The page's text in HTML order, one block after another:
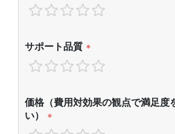
サポート品質 *
価格（費用対効果の観点で満足度
い）
*